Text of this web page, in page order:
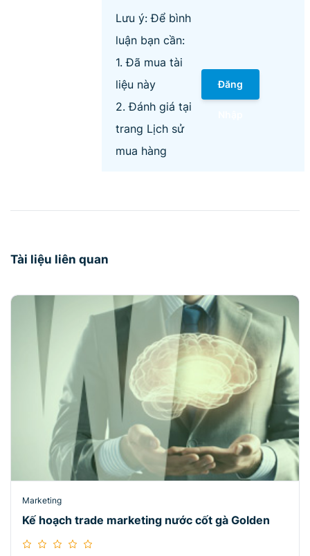
Lưu ý: Để bình
luận bạn cần:
1. Đã mua tài
liệu này
2. Đánh giá tại
trang Lịch sử
mua hàng
Đăng
Tài liệu liên quan
Marketing
Kế hoạch trade marketing nước cốt gà Golden